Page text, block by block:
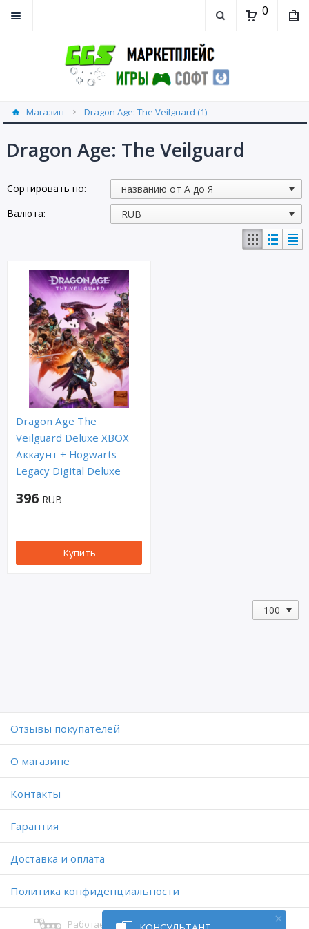
0
Магазин Dragon Age: The Veilguard (1)
Dragon Age: The Veilguard
Сортировать по:
Валюта:
Dragon Age The
Veilguard Deluxe XBOX
Аккаунт + Hogwarts
Legacy Digital Deluxe
396 RUB
Купить
Отзывы покупателей
O магазине
Контакты
Гарантия
Доставка и оплата
Политика конфиденциальности
Работает на платформе